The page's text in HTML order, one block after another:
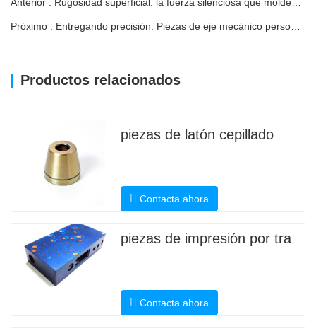
Productos relacionados
piezas de latón cepillado
Contacta ahora
Contacta ahora